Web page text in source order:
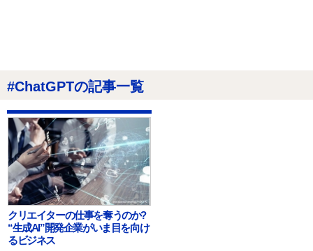
#ChatGPTの記事一覧
クリエイターの仕事を奪うのか?
“生成AI”開発企業がいま目を向け
るビジネス